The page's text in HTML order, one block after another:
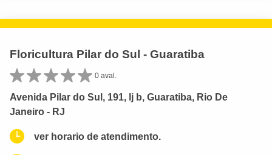
Floricultura Pilar do Sul - Guaratiba
0 aval.
Avenida Pilar do Sul, 191, lj b, Guaratiba, Rio De
Janeiro - RJ
ver horario de atendimento.